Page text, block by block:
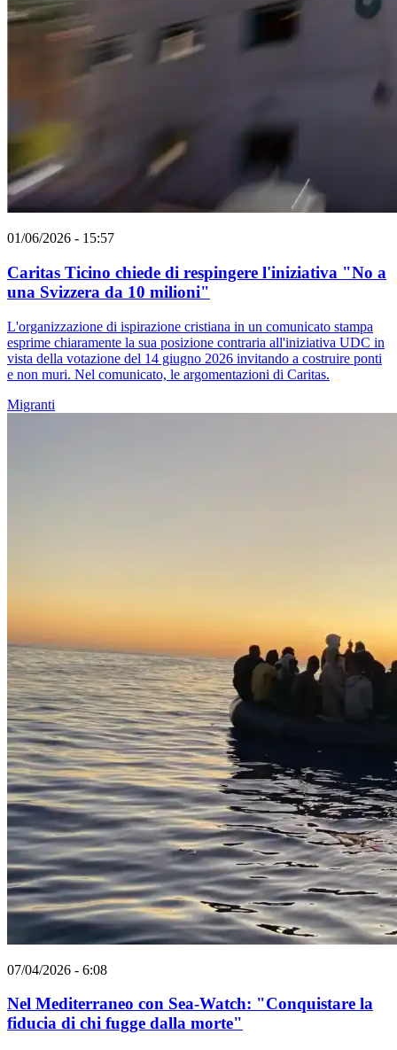
01/06/2026 - 15:57
Caritas Ticino chiede di respingere l'iniziativa "No a
una Svizzera da 10 milioni"
L'organizzazione di ispirazione cristiana in un comunicato stampa
esprime chiaramente la sua posizione contraria all'iniziativa UDC in
vista della votazione del 14 giugno 2026 invitando a costruire ponti
e non muri. Nel comunicato, le argomentazioni di Caritas.
Migranti
07/04/2026 - 6:08
Nel Mediterraneo con Sea-Watch: "Conquistare la
fiducia di chi fugge dalla morte"